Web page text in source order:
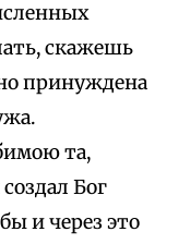
скажешь
принуждена
та,
Бог
и через это